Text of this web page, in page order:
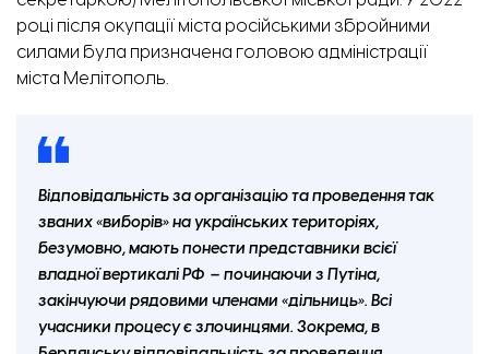
році після окупації міста російськими збройними
силами була призначена головою адміністрації
міста Мелітополь.
Відповідальність за організацію та проведення так
званих «виборів» на українських територіях,
безумовно, мають понести представники всієї
владної вертикалі РФ – починаючи з Путіна,
закінчуючи рядовими членами «дільниць». Всі
учасники процесу є злочинцями. Зокрема, в